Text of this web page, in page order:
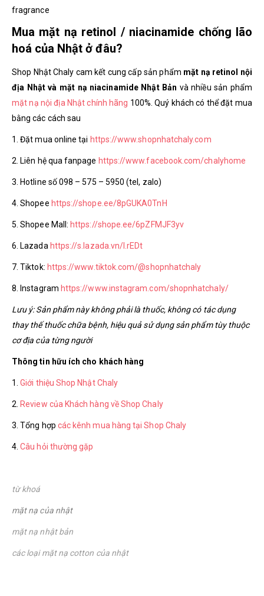
fragrance
Mua mặt nạ retinol / niacinamide chống lão
hoá của Nhật ở đâu?
Shop Nhật Chaly cam kết cung cấp sản phẩm mặt nạ retinol nội
địa Nhật và mặt nạ niacinamide Nhật Bản và nhiều sản phẩm
mặt nạ nội địa Nhật chính hãng 100%. Quý khách có thể đặt mua
bằng các cách sau
1. Đặt mua online tại https://www.shopnhatchaly.com
2. Liên hệ qua fanpage https://www.facebook.com/chalyhome
3. Hotline số 098 – 575 – 5950 (tel, zalo)
4. Shopee https://shope.ee/8pGUKA0TnH
5. Shopee Mall: https://shope.ee/6pZFMJF3yv
6. Lazada https://s.lazada.vn/l.rEDt
7. Tiktok: https://www.tiktok.com/@shopnhatchaly
8. Instagram https://www.instagram.com/shopnhatchaly/
Lưu ý: Sản phẩm này không phải là thuốc, không có tác dụng
thay thế thuốc chữa bệnh, hiệu quả sử dụng sản phẩm tùy thuộc
cơ địa của từng người
Thông tin hữu ích cho khách hàng
1.Giới thiệu Shop Nhật Chaly
2. Review của Khách hàng về Shop Chaly
3. Tổng hợp các kênh mua hàng tại Shop Chaly
4.Câu hỏi thường gặp
từ khoá
mặt nạ của nhật
mặt nạ nhật bản
các loại mặt nạ cotton của nhật